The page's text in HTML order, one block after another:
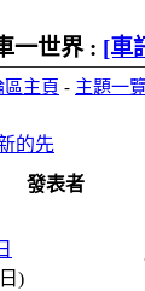
一世界 : [車
區主頁 - 主題一
的先
發表者
)